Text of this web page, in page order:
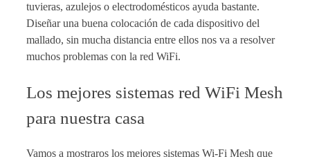
tuvieras, azulejos o electrodomésticos ayuda bastante.
Diseñar una buena colocación de cada dispositivo del
mallado, sin mucha distancia entre ellos nos va a resolver
muchos problemas con la red WiFi.
Los mejores sistemas red WiFi Mesh
para nuestra casa
Vamos a mostraros los mejores sistemas Wi-Fi Mesh que